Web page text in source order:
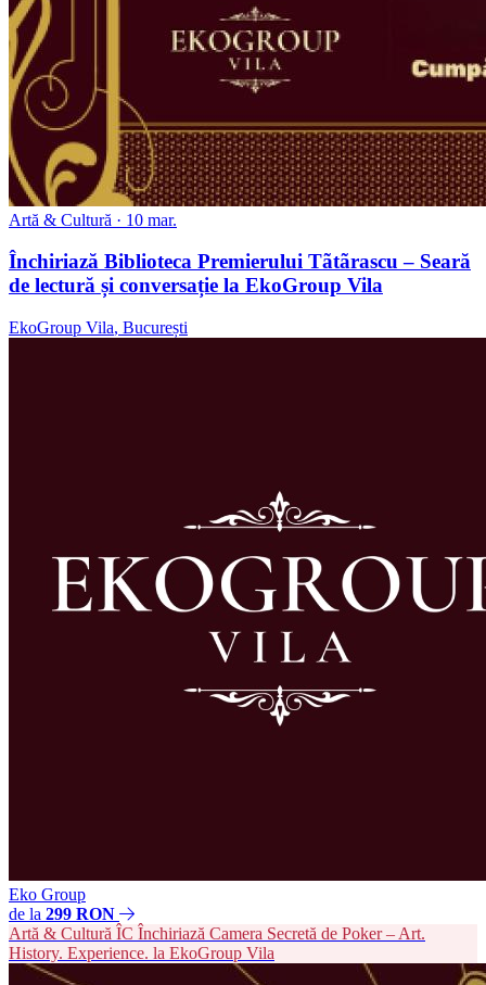
Artă & Cultură · 10 mar.
Închiriază Biblioteca Premierului Tãtãrascu – Seară
de lectură și conversație la EkoGroup Vila
EkoGroup Vila, București
Eko Group
de la 299 RON
Artă & Cultură ÎC Închiriază Camera Secretă de Poker – Art.
History. Experience. la EkoGroup Vila